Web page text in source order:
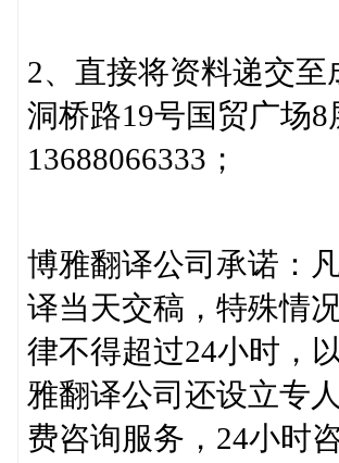
2、直接将资料递交
洞桥路19号国贸广场
13688066333；
博雅翻译公司承诺：
译当天交稿，特殊情
律不得超过24小时，
雅翻译公司还设立专
费咨询服务，24小时